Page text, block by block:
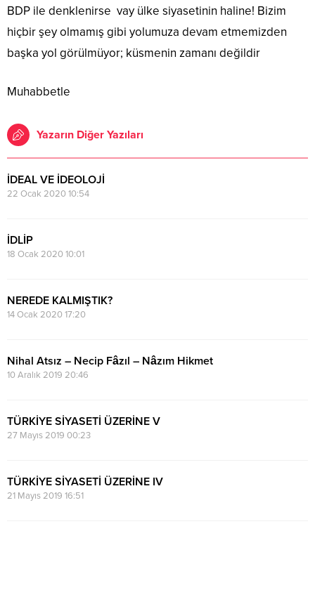
BDP ile denklenirse vay ülke siyasetinin haline! Bizim
hiçbir şey olmamış gibi yolumuza devam etmemizden
başka yol görülmüyor; küsmenin zamanı değildir
Muhabbetle
Yazarın Diğer Yazıları
İDEAL VE İDEOLOJİ
22 Ocak 2020 10:54
İDLİP
18 Ocak 2020 10:01
NEREDE KALMIŞTIK?
14 Ocak 2020 17:20
Nihal Atsız – Necip Fâzıl – Nâzım Hikmet
10 Aralık 2019 20:46
TÜRKİYE SİYASETİ ÜZERİNE V
27 Mayıs 2019 00:23
TÜRKİYE SİYASETİ ÜZERİNE IV
21 Mayıs 2019 16:51